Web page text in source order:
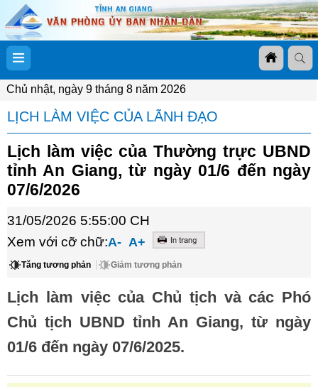
Chủ nhật, ngày 9 tháng 8 năm 2026
LỊCH LÀM VIỆC CỦA LÃNH ĐẠO
Lịch làm việc của Thường trực UBND
tỉnh An Giang, từ ngày 01/6 đến ngày
07/6/2026
31/05/2026 5:55:00 CH
Xem với cỡ chữ:A- A+
Tăng tương phản Giảm tương phản
Lịch làm việc của Chủ tịch và các Phó
Chủ tịch UBND tỉnh An Giang, từ ngày
01/6 đến ngày 07/6/2025.